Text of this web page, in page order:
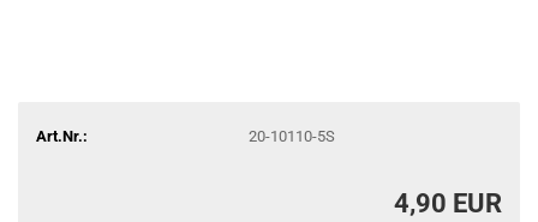
Art.Nr.: 20-10110-5S
4,90 EUR